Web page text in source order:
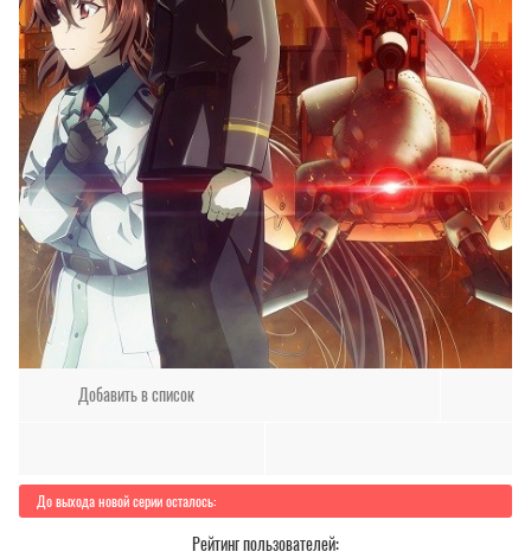
Добавить в список
До выхода новой серии осталось:
Рейтинг пользователей: